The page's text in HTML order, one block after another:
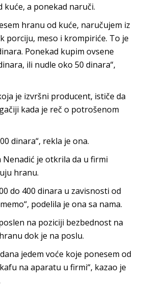
kuće, a ponekad naruči.
hranu od kuće, naručujem iz
porciju, meso i krompiriće. To je
Ponekad kupim ovsene
ili nudle oko 50 dinara“,
je izvršni producent, ističe da
kada je reč o potrošenom
dinara“, rekla je ona.
je otkrila da u firmi
hranu.
do 400 dinara u zavisnosti od
podelila je ona sa nama.
na poziciji bezbednost na
dok je na poslu.
jedem voće koje ponesem od
na aparatu u firmi“, kazao je